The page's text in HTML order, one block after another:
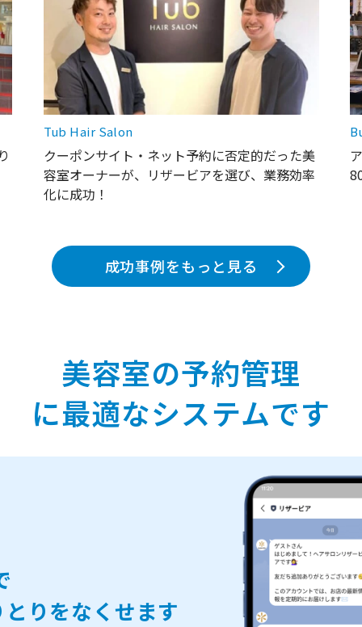
Tub Hair Salon
クーポンサイト・ネット予約に否定的だった美
容室オーナーが、リザービアを選び、業務効率
化に成功！
成功事例をもっと見る
美容室の予約管理
に最適なシステムです
りをなくせます